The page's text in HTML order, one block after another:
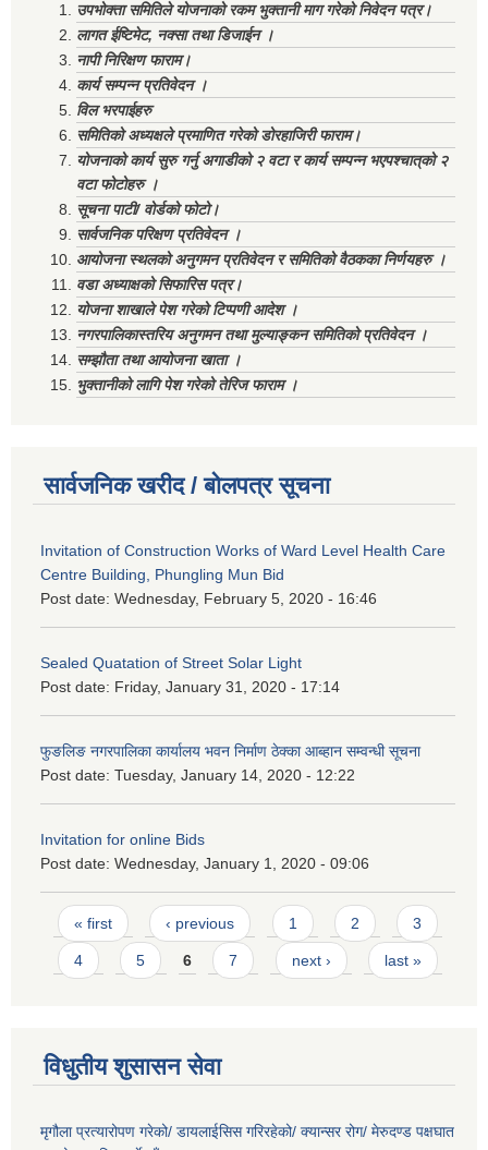
उपभोक्ता समितिले योजनाको रकम भुक्तानी माग गरेको निवेदन पत्र।
लागत ईष्टिमेट, नक्सा तथा डिजाईन ।
नापी निरिक्षण फाराम।
कार्य सम्पन्न प्रतिवेदन ।
विल भरपाईहरु
समितिको अध्यक्षले प्रमाणित गरेको डोरहाजिरी फाराम।
योजनाको कार्य सुरु गर्नु अगाडीको २ वटा र कार्य सम्पन्न भएपश्चात्‌को २
वटा फोटोहरु ।
सूचना पाटी/ वोर्डको फोटो।
सार्वजनिक परिक्षण प्रतिवेदन ।
आयोजना स्थलको अनुगमन प्रतिवेदन र समितिको वैठकका निर्णयहरु ।
वडा अध्याक्षको सिफारिस पत्र।
योजना शाखाले पेश गरेको टिप्पणी आदेश ।
नगरपालिकास्तरिय अनुगमन तथा मुल्याङ्कन समितिको प्रतिवेदन ।
सम्झौता तथा आयोजना खाता ।
भुक्तानीको लागि पेश गरेको तेरिज फाराम ।
सार्वजनिक खरीद / बोलपत्र सूचना
Invitation of Construction Works of Ward Level Health Care
Centre Building, Phungling Mun Bid
Post date: Wednesday, February 5, 2020 - 16:46
Sealed Quatation of Street Solar Light
Post date: Friday, January 31, 2020 - 17:14
फुङलिङ नगरपालिका कार्यालय भवन निर्माण ठेक्का आब्हान सम्वन्धी सूचना
Post date: Tuesday, January 14, 2020 - 12:22
Invitation for online Bids
Post date: Wednesday, January 1, 2020 - 09:06
Pages
« first ‹ previous 1 2 3
4 5 6 7 next › last »
विधुतीय शुसासन सेवा
मृगौला प्रत्यारोपण गरेको/ डायलाईसिस गरिरहेको/ क्यान्सर रोग/ मेरुदण्ड पक्षघात